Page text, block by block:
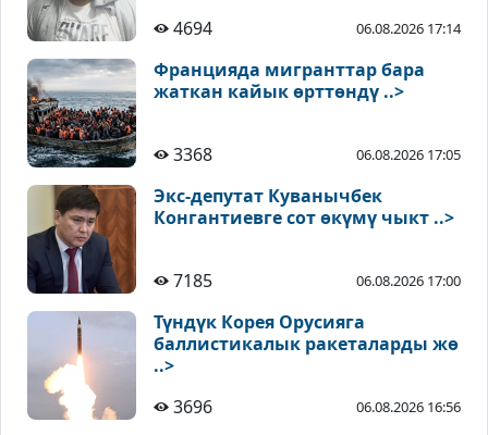
4694 06.08.2026 17:14
Францияда мигранттар бара
жаткан кайык өрттөндү ..>
3368 06.08.2026 17:05
Экс-депутат Куванычбек
Конгантиевге сот өкүмү чыкт ..>
7185 06.08.2026 17:00
Түндүк Корея Орусияга
баллистикалык ракеталарды жө
..>
3696
06.08.2026 16:56